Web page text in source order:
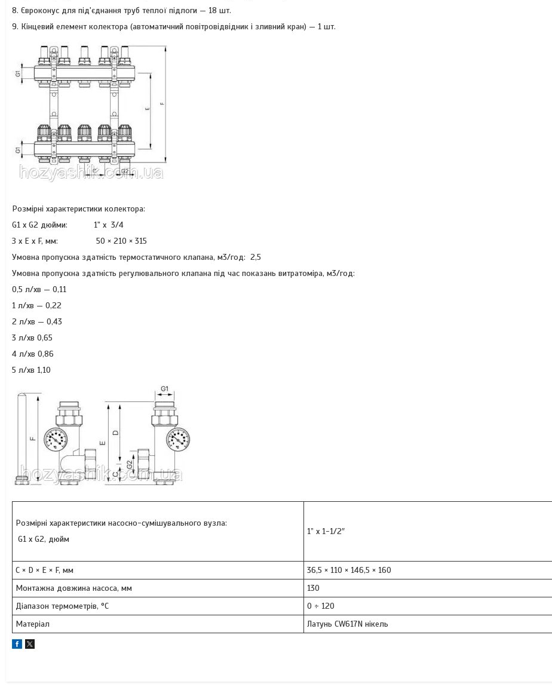
8. Євроконус для під'єднання труб теплої підлоги — 18 шт.
9. Кінцевий елемент колектора (автоматичний повітровідвідник і зливний кран) — 1 шт.
Розмірні характеристики колектора:
G1 x G2 дюйми: 1" х 3/4
З x E x F, мм: 50 × 210 × 315
Умовна пропускна здатність термостатичного клапана, м3/год: 2,5
Умовна пропускна здатність регулювального клапана під час показань витратоміра, м3/год:
0,5 л/хв — 0,11
1 л/хв — 0,22
2 л/хв — 0,43
3 л/хв 0,65
4 л/хв 0,86
5 л/хв 1,10
Розмірні характеристики насосно-сумішувального вузла:
G1 х G2, дюйм
1” х 1-1/2″
C × D × E × F, мм
36,5 × 110 × 146,5 × 160
Монтажна довжина насоса, мм
130
Діапазон термометрів, °C
0 ÷ 120
Матеріал
Латунь CW617N нікель